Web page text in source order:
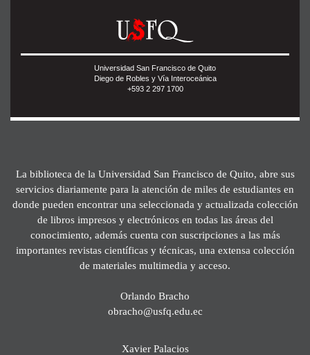
Universidad San Francisco de Quito
Diego de Robles y Vía Interoceánica
+593 2 297 1700
La biblioteca de la Universidad San Francisco de Quito, abre sus
servicios diariamente para la atención de miles de estudiantes en
donde pueden encontrar una seleccionada y actualizada colección
de libros impresos y electrónicos en todas las áreas del
conocimiento, además cuenta con suscripciones a las más
importantes revistas científicas y técnicas, una extensa colección
de materiales multimedia y acceso.
Orlando Bracho
obracho@usfq.edu.ec
Xavier Palacios